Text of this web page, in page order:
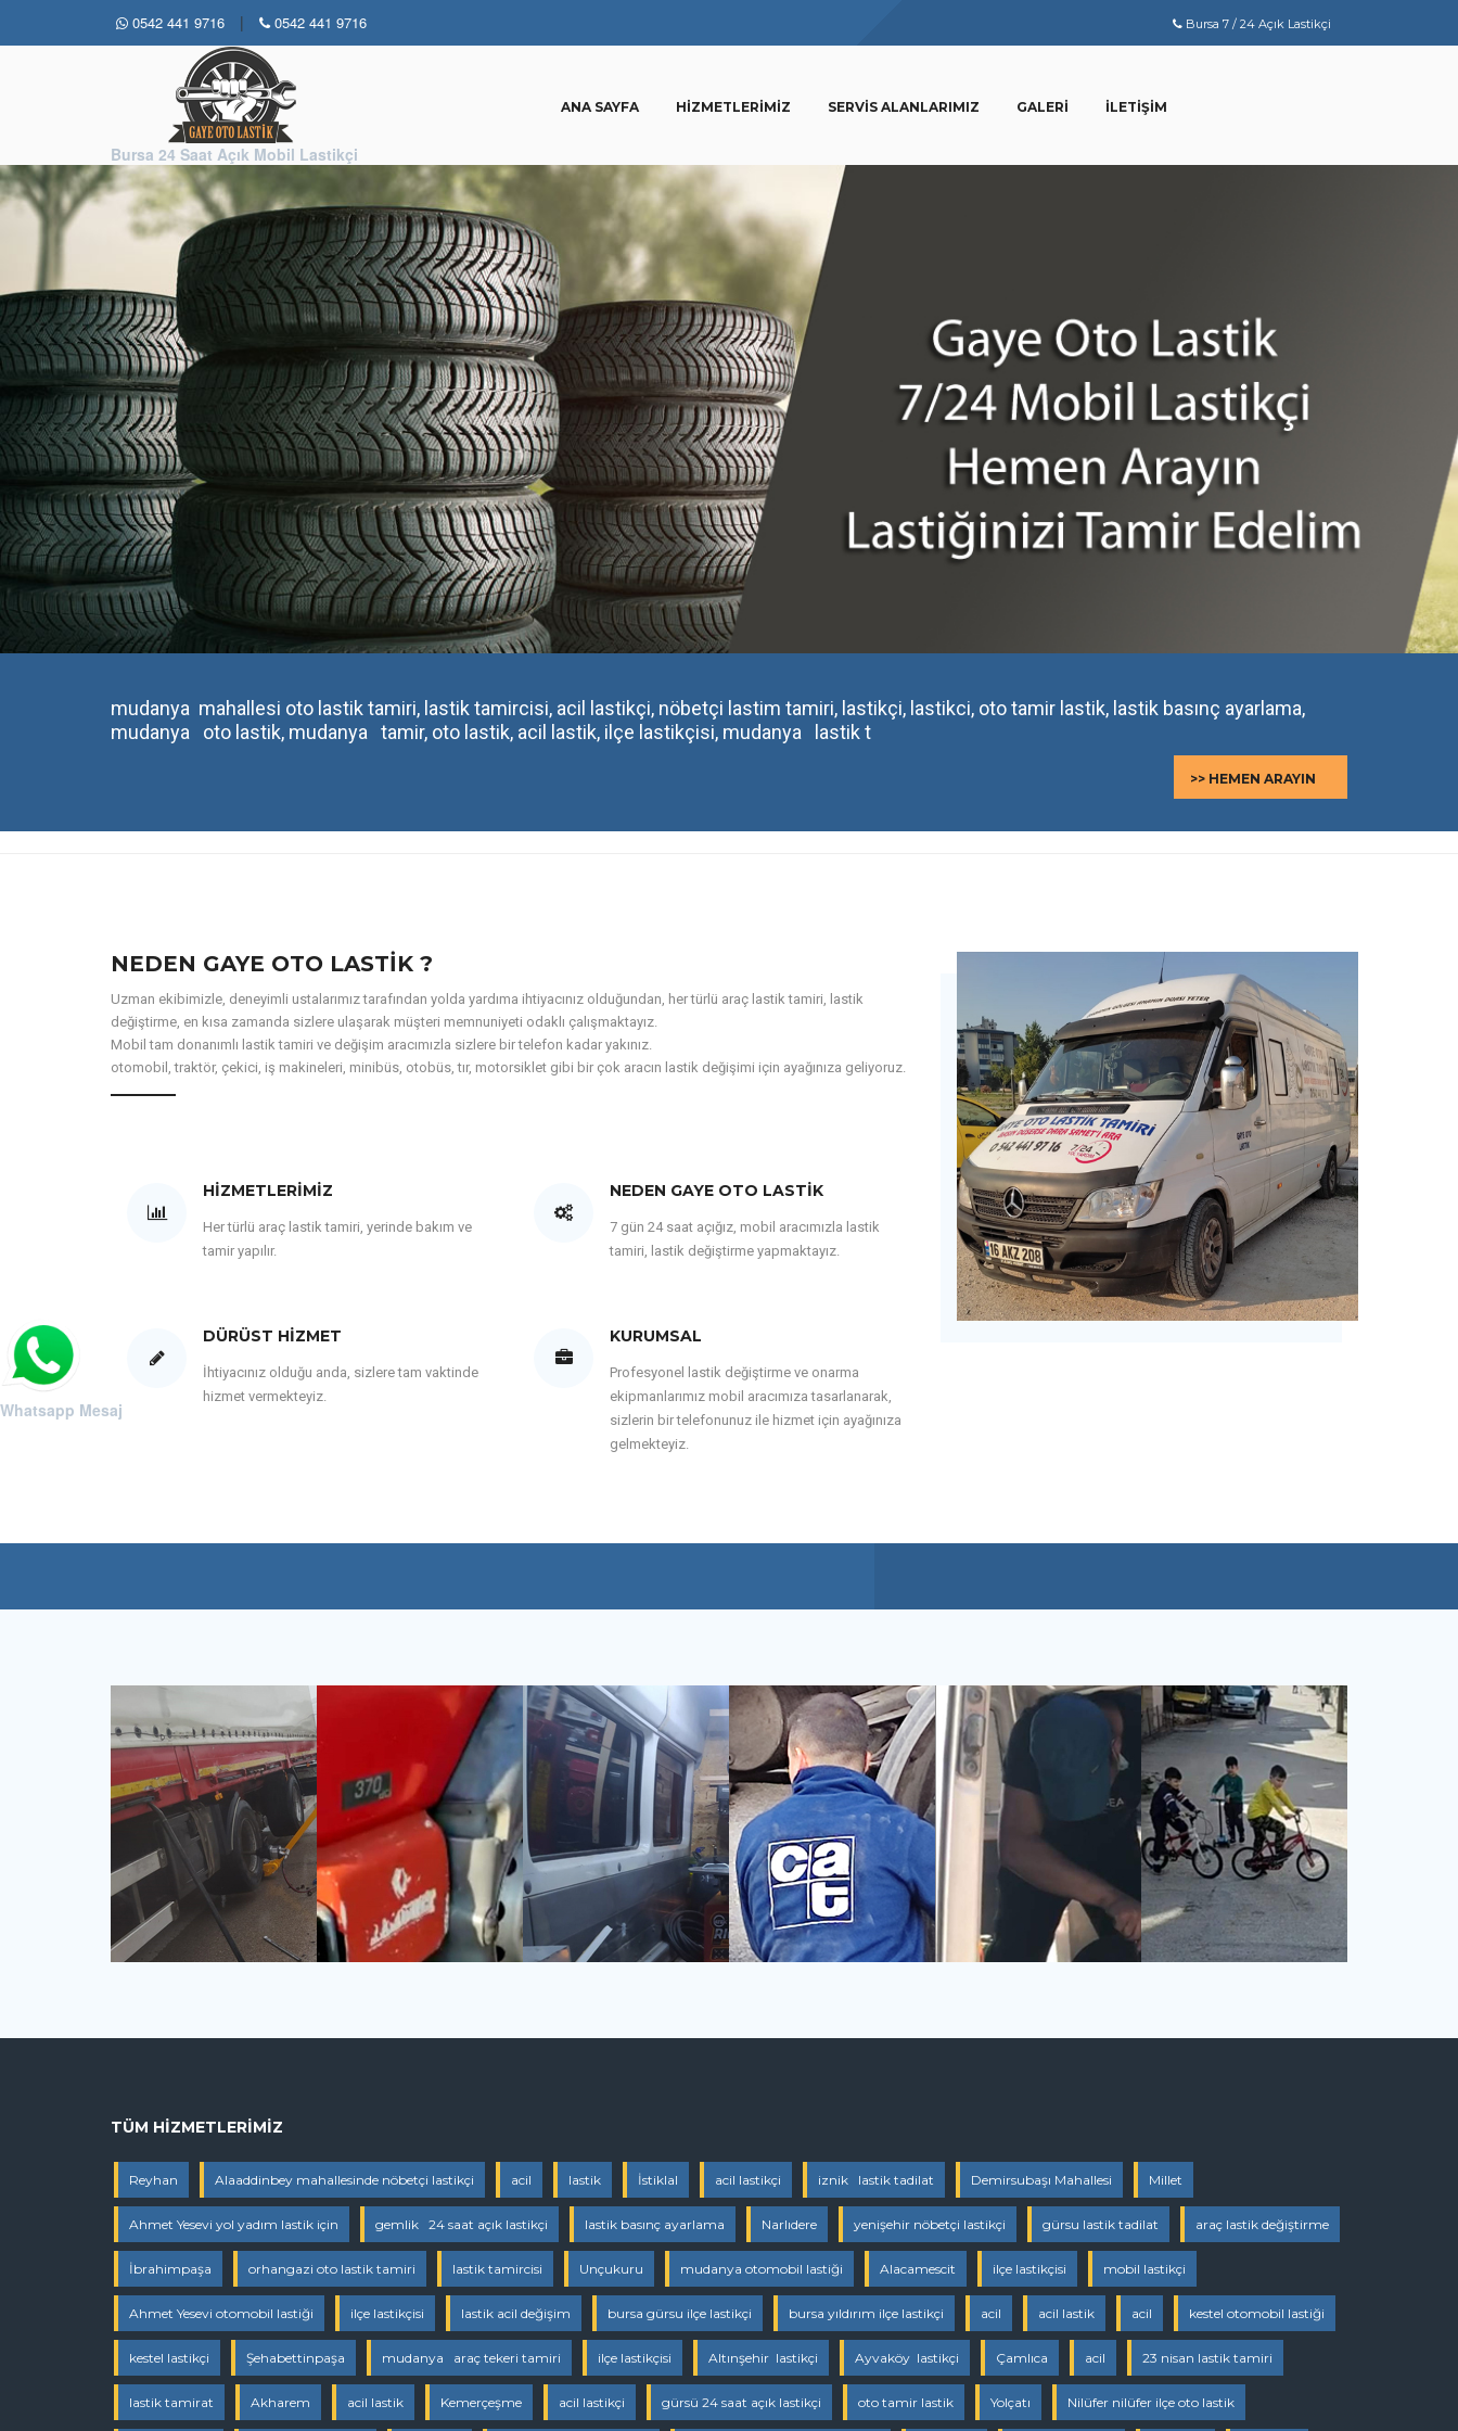
0542 441 9716 | 0542 441 9716 Bursa 7 / 24 Açık Lastikçi
Bursa 24 Saat Açık Mobil Lastikçi
ANA SAYFA HIZMETLERIMIZ SERVIS ALANLARIMIZ GALERI İLETIŞIM
Whatsapp Mesaj
mudanya mahallesi oto lastik tamiri, lastik tamircisi, acil lastikçi, nöbetçi lastim tamiri, lastikçi, lastikci, oto tamir lastik, lastik basınç ayarlama,
mudanya oto lastik, mudanya tamir, oto lastik, acil lastik, ilçe lastikçisi, mudanya lastik t
>> HEMEN ARAYIN
NEDEN GAYE OTO LASTIK ?
Uzman ekibimizle, deneyimli ustalarımız tarafından yolda yardıma ihtiyacınız olduğundan, her türlü araç lastik tamiri, lastik
değiştirme, en kısa zamanda sizlere ulaşarak müşteri memnuniyeti odaklı çalışmaktayız.
Mobil tam donanımlı lastik tamiri ve değişim aracımızla sizlere bir telefon kadar yakınız.
otomobil, traktör, çekici, iş makineleri, minibüs, otobüs, tır, motorsiklet gibi bir çok aracın lastik değişimi için ayağınıza geliyoruz.
HIZMETLERIMIZ
Her türlü araç lastik tamiri, yerinde bakım ve
tamir yapılır.
NEDEN GAYE OTO LASTIK
7 gün 24 saat açığız, mobil aracımızla lastik
tamiri, lastik değiştirme yapmaktayız.
DÜRÜST HIZMET
İhtiyacınız olduğu anda, sizlere tam vaktinde
hizmet vermekteyiz.
KURUMSAL
Profesyonel lastik değiştirme ve onarma
ekipmanlarımız mobil aracımıza tasarlanarak,
sizlerin bir telefonunuz ile hizmet için ayağınıza
gelmekteyiz.
TÜM HIZMETLERIMIZ
Reyhan Alaaddinbey mahallesinde nöbetçi lastikçi acil lastik İstiklal acil lastikçi iznik lastik tadilat Demirsubaşı Mahallesi Millet
Ahmet Yesevi yol yadım lastik için gemlik 24 saat açık lastikçi lastik basınç ayarlama Narlıdere yenişehir nöbetçi lastikçi gürsu lastik tadilat araç lastik değiştirme
İbrahimpaşa orhangazi oto lastik tamiri lastik tamircisi Unçukuru mudanya otomobil lastiği Alacamescit ilçe lastikçisi mobil lastikçi
Ahmet Yesevi otomobil lastiği ilçe lastikçisi lastik acil değişim bursa gürsu ilçe lastikçi bursa yıldırım ilçe lastikçi acil acil lastik acil kestel otomobil lastiği
kestel lastikçi Şehabettinpaşa mudanya araç tekeri tamiri ilçe lastikçisi Altınşehir lastikçi Ayvaköy lastikçi Çamlıca acil 23 nisan lastik tamiri
lastik tamirat Akharem acil lastik Kemerçeşme acil lastikçi gürsü 24 saat açık lastikçi oto tamir lastik Yolçatı Nilüfer nilüfer ilçe oto lastik